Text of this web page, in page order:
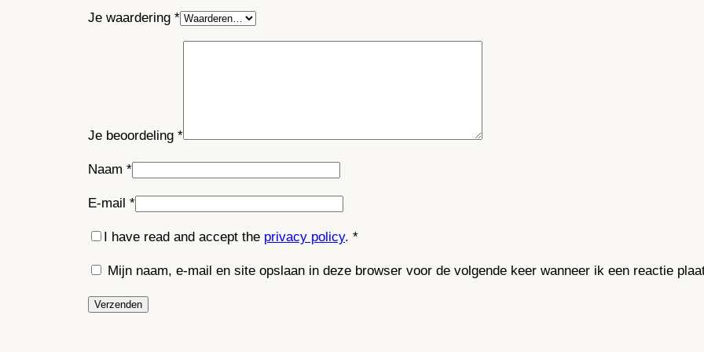
Je waardering *
Je beoordeling *
Naam *
E-mail *
I have read and accept the privacy policy. *
Mijn naam, e-mail en site opslaan in deze browser voor de volgende keer wanneer ik een reactie